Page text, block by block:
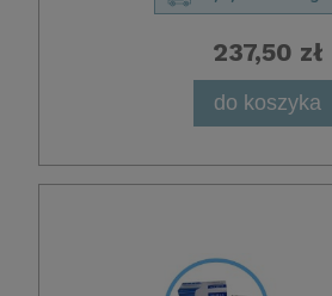
237,50 zł
do koszyka